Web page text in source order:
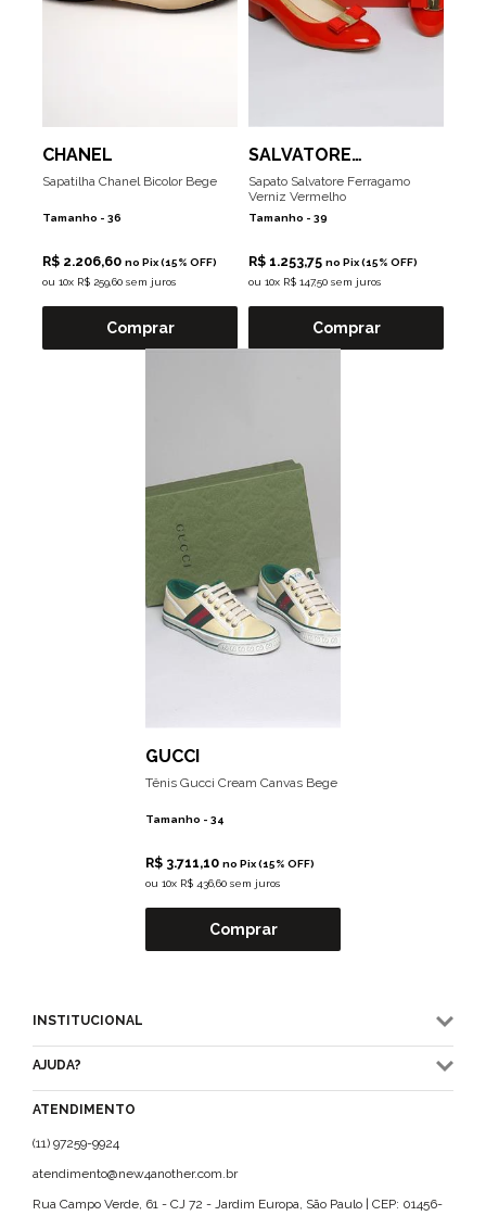
CHANEL
Sapatilha Chanel Bicolor Bege
Tamanho - 36
R$ 2.206,60 no Pix (15% OFF)
ou 10x R$ 259,60 sem juros
Comprar
SALVATORE
FERRAGAMO
Sapato Salvatore Ferragamo
Verniz Vermelho
Tamanho - 39
R$ 1.253,75 no Pix (15% OFF)
ou 10x R$ 147,50 sem juros
Comprar
GUCCI
Tênis Gucci Cream Canvas Bege
Tamanho - 34
R$ 3.711,10 no Pix (15% OFF)
ou 10x R$ 436,60 sem juros
Comprar
INSTITUCIONAL
AJUDA?
ATENDIMENTO
(11) 97259-9924
atendimento@new4another.com.br
Rua Campo Verde, 61 - CJ 72 - Jardim Europa, São Paulo | CEP: 01456-